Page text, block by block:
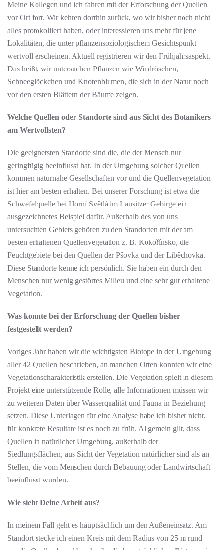
Meine Kollegen und ich fahren mit der Erforschung der Quellen
vor Ort fort. Wir kehren dorthin zurück, wo wir bisher noch nicht
alles protokolliert haben, oder interessieren uns mehr für jene
Lokalitäten, die unter pflanzensoziologischem Gesichtspunkt
wertvoll erscheinen. Aktuell registrieren wir den Frühjahrsaspekt.
Das heißt, wir untersuchen Pflanzen wie Windröschen,
Schneeglöckchen und Knotenblumen, die sich in der Natur noch
vor den ersten Blättern der Bäume zeigen.
Welche Quellen oder Standorte sind aus Sicht des Botanikers
am Wertvollsten?
Die geeignetsten Standorte sind die, die der Mensch nur
geringfügig beeinflusst hat. In der Umgebung solcher Quellen
kommen naturnahe Gesellschaften vor und die Quellenvegetation
ist hier am besten erhalten. Bei unserer Forschung ist etwa die
Schwefelquelle bei Horní Světlá im Lausitzer Gebirge ein
ausgezeichnetes Beispiel dafür. Außerhalb des von uns
untersuchten Gebiets gehören zu den Standorten mit der am
besten erhaltenen Quellenvegetation z. B. Kokořínsko, die
Feuchtgebiete bei den Quellen der Pšovka und der Liběchovka.
Diese Standorte kenne ich persönlich. Sie haben ein durch den
Menschen nur wenig gestörtes Milieu und eine sehr gut erhaltene
Vegetation.
Was konnte bei der Erforschung der Quellen bisher
festgestellt werden?
Voriges Jahr haben wir die wichtigsten Biotope in der Umgebung
aller 42 Quellen beschrieben, an manchen Orten konnten wir eine
Vegetationscharakteristik erstellen. Die Vegetation spielt in diesem
Projekt eine unterstützende Rolle, alle Informationen müssen wir
zu weiteren Daten über Wasserqualität und Fauna in Beziehung
setzen. Diese Unterlagen für eine Analyse habe ich bisher nicht,
für konkrete Resultate ist es noch zu früh. Allgemein gilt, dass
Quellen in natürlicher Umgebung, außerhalb der
Siedlungsflächen, aus Sicht der Vegetation natürlicher sind als an
Stellen, die vom Menschen durch Bebauung oder Landwirtschaft
beeinflusst wurden.
Wie sieht Deine Arbeit aus?
In meinem Fall geht es hauptsächlich um den Außeneinsatz. Am
Standort stecke ich einen Kreis mit dem Radius von 25 m rund